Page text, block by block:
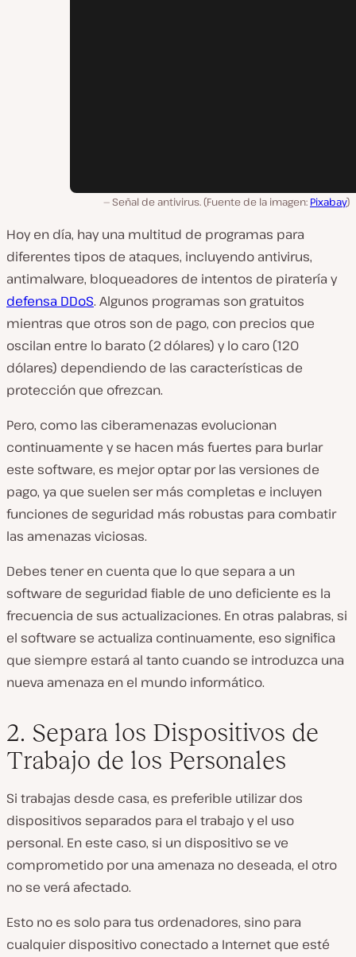
Señal de antivirus. (Fuente de la imagen: Pixabay)
Hoy en día, hay una multitud de programas para
diferentes tipos de ataques, incluyendo antivirus,
antimalware, bloqueadores de intentos de piratería y
defensa DDoS. Algunos programas son gratuitos
mientras que otros son de pago, con precios que
oscilan entre lo barato (2 dólares) y lo caro (120
dólares) dependiendo de las características de
protección que ofrezcan.
Pero, como las ciberamenazas evolucionan
continuamente y se hacen más fuertes para burlar
este software, es mejor optar por las versiones de
pago, ya que suelen ser más completas e incluyen
funciones de seguridad más robustas para combatir
las amenazas viciosas.
Debes tener en cuenta que lo que separa a un
software de seguridad fiable de uno deficiente es la
frecuencia de sus actualizaciones. En otras palabras, si
el software se actualiza continuamente, eso significa
que siempre estará al tanto cuando se introduzca una
nueva amenaza en el mundo informático.
2. Separa los Dispositivos de
Trabajo de los Personales
Si trabajas desde casa, es preferible utilizar dos
dispositivos separados para el trabajo y el uso
personal. En este caso, si un dispositivo se ve
comprometido por una amenaza no deseada, el otro
no se verá afectado.
Esto no es solo para tus ordenadores, sino para
cualquier dispositivo conectado a Internet que esté